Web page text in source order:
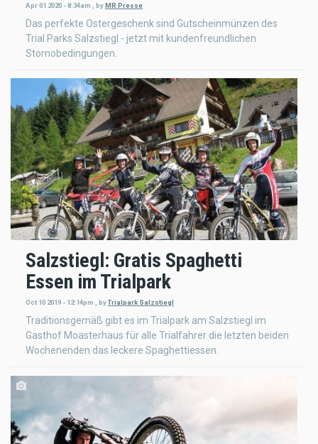
Apr 01 2020 - 8:34am byMR Presse
Das perfekte Ostergeschenk sind Gutscheinmünzen des
Trial Parks Salzstiegl - jetzt mit kundenfreundlichen
Stornobedingungen.
Salzstiegl: Gratis Spaghetti
Essen im Trialpark
Oct 10 2019 - 12:14pm byTrialpark Salzstiegl
Traditionsgemäß gibt es im Trialpark am Salzstiegl im
Gasthof Moasterhaus für alle Trialfahrer die letzten beiden
Wochenenden das leckere Spaghettiessen.